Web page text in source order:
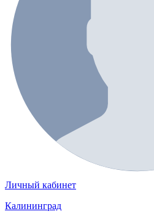
Личный кабинет
Калининград